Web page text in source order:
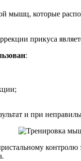
мышц, которые
прикуса
:
и при